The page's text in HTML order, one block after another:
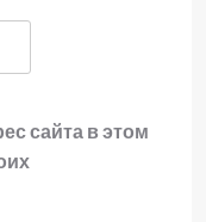
сайта в этом